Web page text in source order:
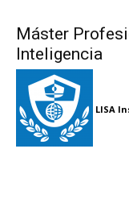
Máster
Inteligencia
LISA